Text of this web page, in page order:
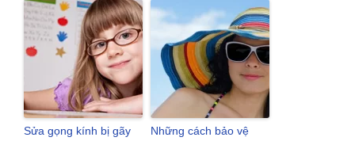
Sửa gọng kính bị gãy
Những cách bảo vệ